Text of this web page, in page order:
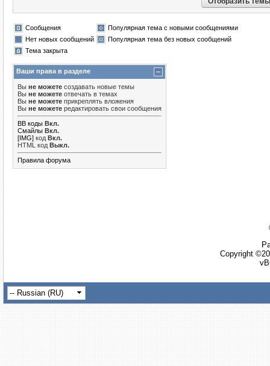
Сообщения
Популярная тема с новыми сообщениями
Нет новых сообщений
Популярная тема без новых сообщений
Тема закрыта
Ваши права в разделе
Вы не можете создавать новые темы
Вы не можете отвечать в темах
Вы не можете прикреплять вложения
Вы не можете редактировать свои сообщения
BB коды Вкл.
Смайлы Вкл.
[IMG] код Вкл.
HTML код Выкл.
Правила форума
Copyright